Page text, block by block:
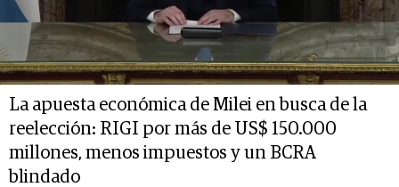
La apuesta económica de Milei en busca de la
reelección: RIGI por más de US$ 150.000
millones, menos impuestos y un BCRA
blindado